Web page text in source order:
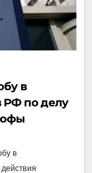
в
РФ по делу
в